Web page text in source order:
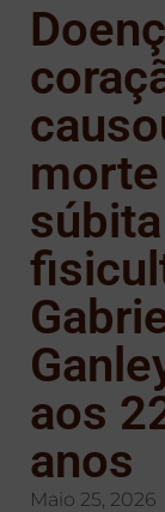
morte
aos
anos
Maio 25, 2026